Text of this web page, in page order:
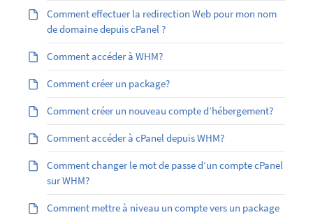
Comment effectuer la redirection Web pour mon nom
de domaine depuis cPanel ?
Comment accéder à WHM?
Comment créer un package?
Comment créer un nouveau compte d’hébergement?
Comment accéder à cPanel depuis WHM?
Comment changer le mot de passe d’un compte cPanel
sur WHM?
Comment mettre à niveau un compte vers un package